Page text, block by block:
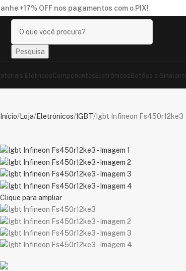
+17% OFF nos pagamentos com o PIX!
Pesquisa
ElétricosComponentesEletrônicosBotões e Sinaleiro
Início Loja Eletrônicos IGBT
Igbt Infineon Fs450r12ke3
Clique para ampliar